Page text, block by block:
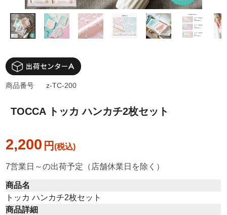
TOCCA トッカ ハンカチ2枚セット
2,200 円
商品番号 z-TC-200
7営業日～の出荷予定（店舗休業日を除く）
商品名
トッカ ハンカチ2枚セット
商品詳細